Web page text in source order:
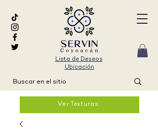
Lista de Deseos
Ubicación
Ver Texturas